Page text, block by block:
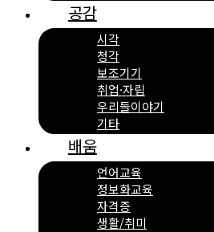
공감
시각
청각
보조기기
취업·자립
우리들이야기
기타
배움
언어교육
정보화교육
자격증
생활/취미